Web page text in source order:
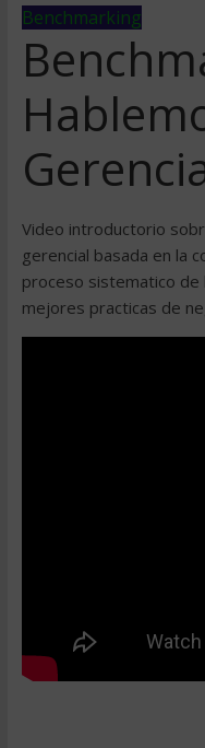
Benchmarking
Video introductorio
gerencial basada en la
proceso sistematico de
mejores practicas de